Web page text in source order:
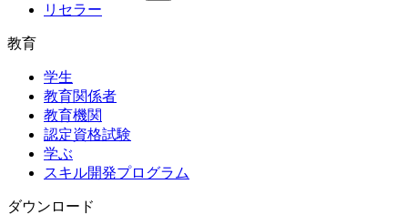
リセラー
教育
学生
教育関係者
教育機関
認定資格試験
学ぶ
スキル開発プログラム
ダウンロード